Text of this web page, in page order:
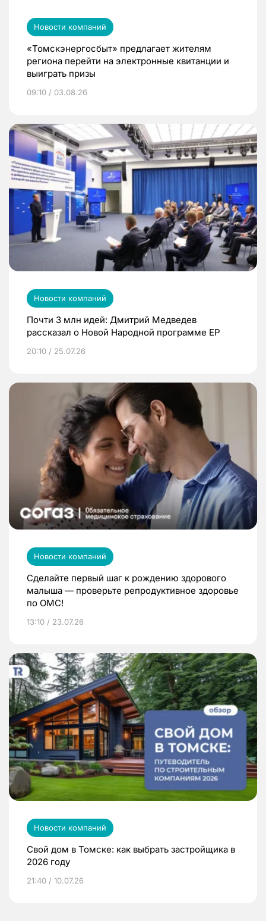
Новости компаний
«Томскэнергосбыт» предлагает жителям
региона перейти на электронные квитанции и
выиграть призы
09:10 / 03.08.26
Новости компаний
Почти 3 млн идей: Дмитрий Медведев
рассказал о Новой Народной программе ЕР
20:10 / 25.07.26
Новости компаний
Сделайте первый шаг к рождению здорового
малыша — проверьте репродуктивное здоровье
по ОМС!
13:10 / 23.07.26
Новости компаний
Свой дом в Томске: как выбрать застройщика в
2026 году
21:40 / 10.07.26